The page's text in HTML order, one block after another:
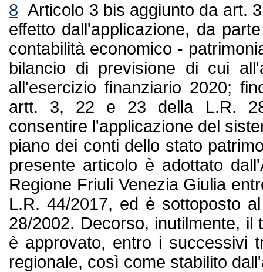
8 Articolo 3 bis aggiunto da art.
effetto dall'applicazione, da
contabilità economico -
bilancio di previsione di cui
all'esercizio finanziario 2020;
artt. 3, 22 e 23 della L.R.
consentire l'applicazione del
piano dei conti dello stato
presente articolo è adottato
Regione Friuli Venezia Giulia
L.R. 44/2017, ed è sottoposto
28/2002. Decorso, inutilmente,
è approvato, entro i successivi
regionale, così come stabilito